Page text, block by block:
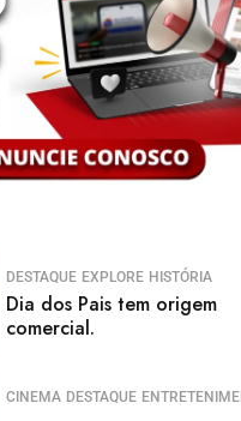
DESTAQUE EXPLORE HISTÓRIA
Dia dos Pais tem origem
comercial.
CINEMA DESTAQUE